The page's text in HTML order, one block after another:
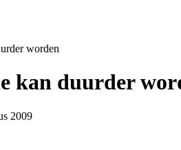
worden
kan duurder
2009